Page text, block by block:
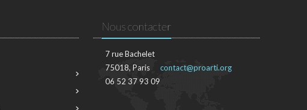
Nous contacter
7 rue Bachelet
75018, Paris
06 52 37 93 09
contact@proarti.org